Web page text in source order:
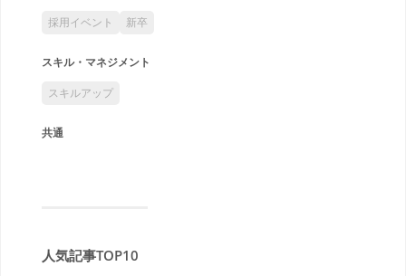
採用イベント 新卒
スキル・マネジメント
スキルアップ
共通
人気記事TOP10